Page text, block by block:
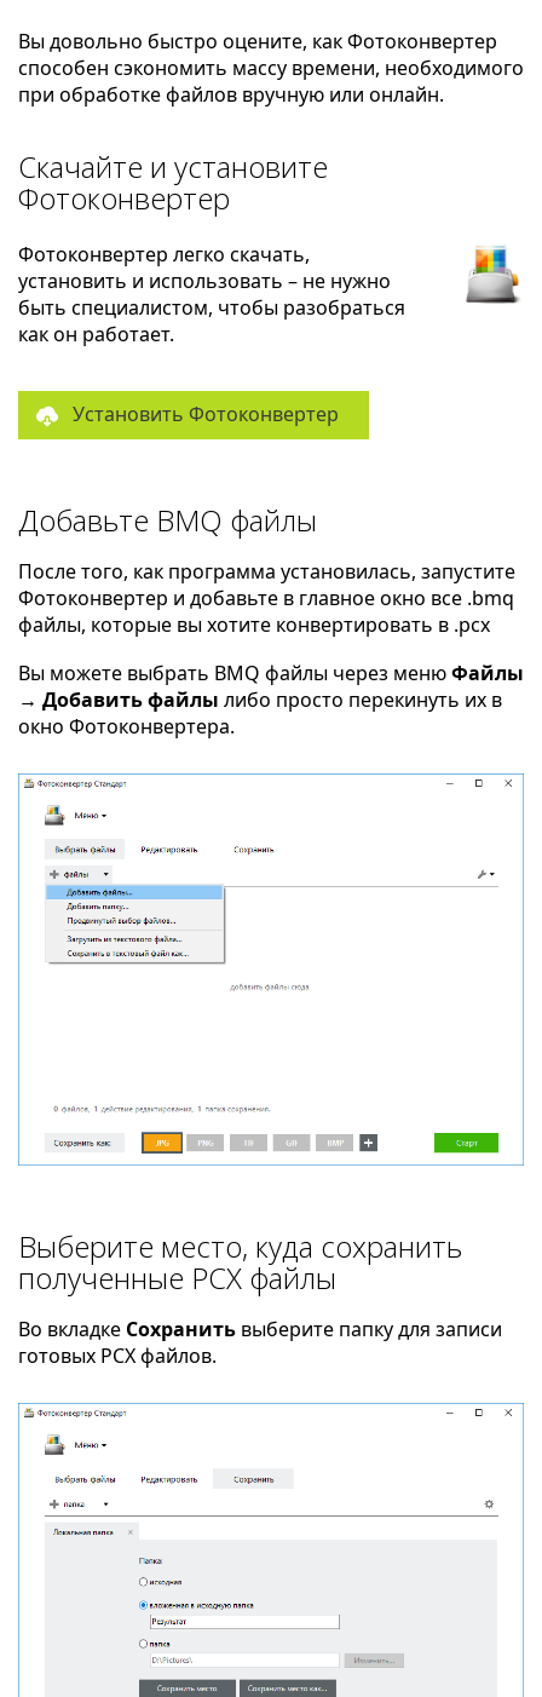
Вы довольно быстро оцените, как Фотоконвертер
способен сэкономить массу времени, необходимого
при обработке файлов вручную или онлайн.
Скачайте и установите
Фотоконвертер
Фотоконвертер легко скачать,
установить и использовать – не нужно
быть специалистом, чтобы разобраться
как он работает.
Установить Фотоконвертер
Добавьте BMQ файлы
После того, как программа установилась, запустите
Фотоконвертер и добавьте в главное окно все .bmq
файлы, которые вы хотите конвертировать в .pcx
Вы можете выбрать BMQ файлы через менюФайлы
→ Добавить файлы либо просто перекинуть их в
окно Фотоконвертера.
Выберите место, куда сохранить
полученные PCX файлы
Во вкладке Сохранить выберите папку для записи
готовых PCX файлов.